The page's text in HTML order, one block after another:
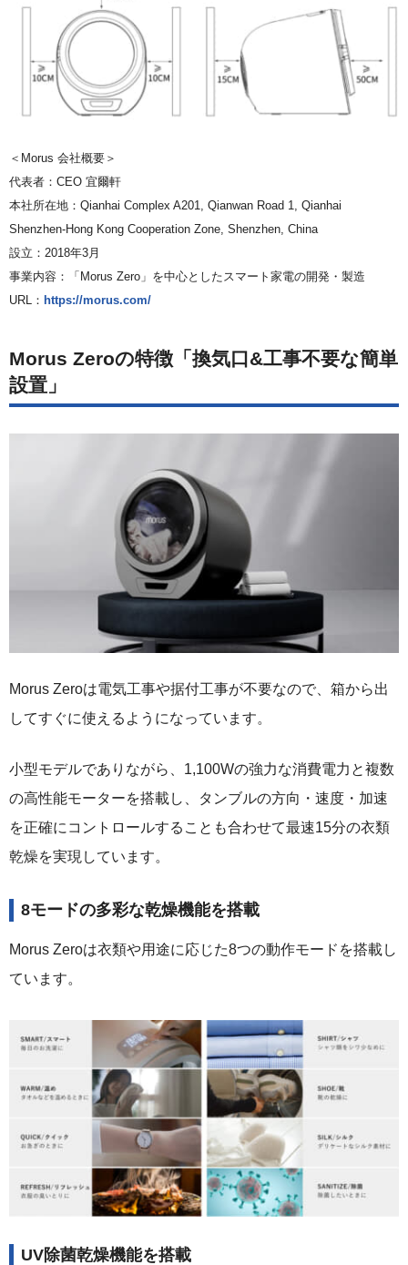
＜Morus 会社概要＞
代表者：CEO 宜爾軒
本社所在地：Qianhai Complex A201, Qianwan Road 1, Qianhai
Shenzhen-Hong Kong Cooperation Zone, Shenzhen, China
設立：2018年3月
事業内容：「Morus Zero」を中心としたスマート家電の開発・製造
URL： https://morus.com/
Morus Zeroの特徴「換気口&工事不要な簡単
設置」
Morus Zeroは電気工事や据付工事が不要なので、箱から出
してすぐに使えるようになっています。
小型モデルでありながら、1,100Wの強力な消費電力と複数
の高性能モーターを搭載し、タンブルの方向・速度・加速
を正確にコントロールすることも合わせて最速15分の衣類
乾燥を実現しています。
8モードの多彩な乾燥機能を搭載
Morus Zeroは衣類や用途に応じた8つの動作モードを搭載し
ています。
UV除菌乾燥機能を搭載